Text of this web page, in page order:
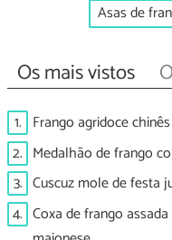
Asas de
Os mais vistos
1. Frango agridoce chinês
2. Medalhão de frango
3. Cuscuz mole de festa
4. Coxa de frango